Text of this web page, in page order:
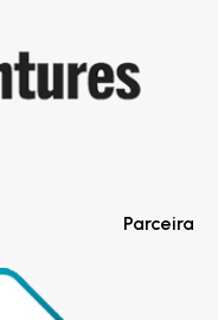
Parceira